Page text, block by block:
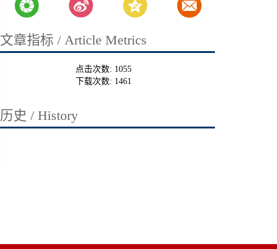
文章指标 / Article Metrics
点击次数: 1055
下载次数: 1461
历史 / History